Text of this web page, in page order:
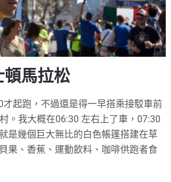
頓馬拉松
才起跑，不過還是得一早搭乘接駁車前
。我大概在06:30 左右上了車，07:30
是幾個巨大無比的白色帳篷搭建在草
果、香蕉、運動飲料、咖啡供跑者食